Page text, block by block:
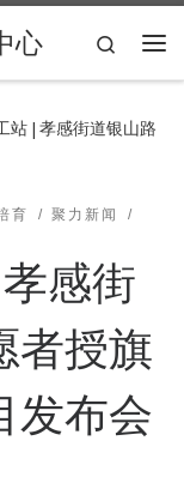
心
Search
站 | 孝感街道银山路
育
聚力新闻
感街
者授旗
发布会